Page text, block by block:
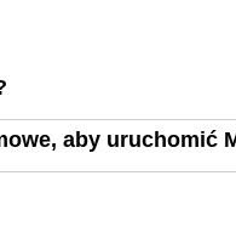
aby uruchomić